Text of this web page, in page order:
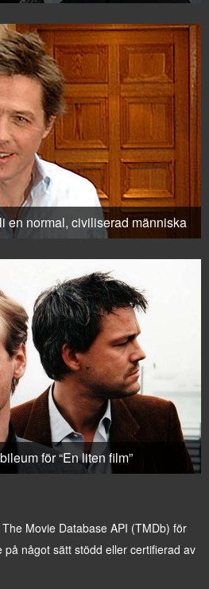
en normal, civiliserad människa
för “En liten film”
Movie Database API (TMDb) för
på något sätt stödd eller certifierad av